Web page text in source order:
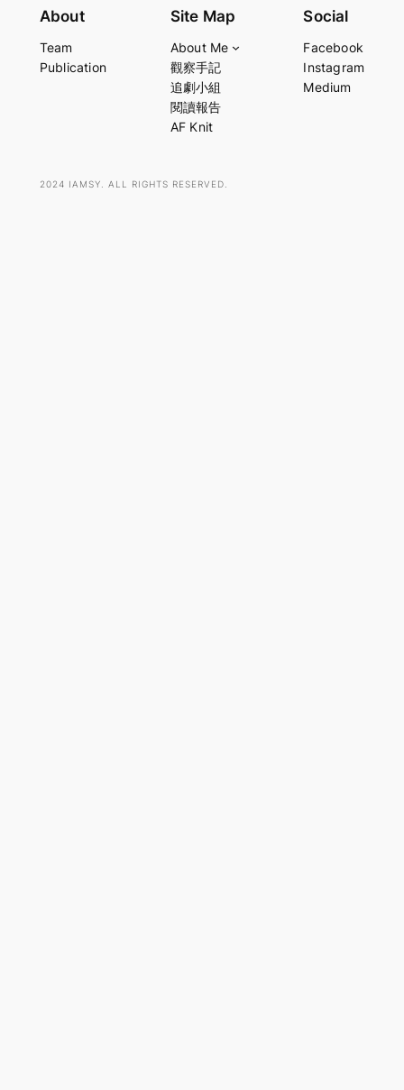
e
r
About
Team
Publication
Site Map
About Me
觀察手記
追劇小組
閱讀報告
AF Knit
Social
Facebook
Instagram
Medium
2024 IAMSY. ALL RIGHTS RESERVED.